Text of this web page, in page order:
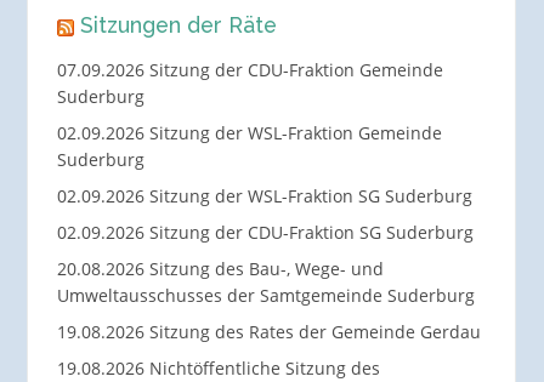
Sitzungen der Räte
07.09.2026 Sitzung der CDU-Fraktion Gemeinde
Suderburg
02.09.2026 Sitzung der WSL-Fraktion Gemeinde
Suderburg
02.09.2026 Sitzung der WSL-Fraktion SG Suderburg
02.09.2026 Sitzung der CDU-Fraktion SG Suderburg
20.08.2026 Sitzung des Bau-, Wege- und
Umweltausschusses der Samtgemeinde Suderburg
19.08.2026 Sitzung des Rates der Gemeinde Gerdau
19.08.2026 Nichtöffentliche Sitzung des